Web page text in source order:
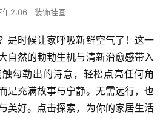
午2:06 装饰挂画
是时候让家呼吸新鲜空气了！这一
自然的勃勃生机与清新治愈感带入
勾勒出的诗意，轻松点亮任何角
是充满故事与宁静。无需远行，也
美好。点击探索，为你的家居生活